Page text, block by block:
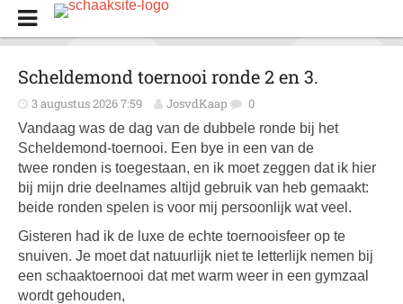
Scheldemond toernooi ronde 2 en 3.
3 augustus 2026 7:59 JosvdKaap 0
Vandaag was de dag van de dubbele ronde bij het
Scheldemond-toernooi. Een bye in een van de
twee ronden is toegestaan, en ik moet zeggen dat ik hier
bij mijn drie deelnames altijd gebruik van heb gemaakt:
beide ronden spelen is voor mij persoonlijk wat veel.
Gisteren had ik de luxe de echte toernooisfeer op te
snuiven. Je moet dat natuurlijk niet te letterlijk nemen bij
een schaaktoernooi dat met warm weer in een gymzaal
wordt gehouden,